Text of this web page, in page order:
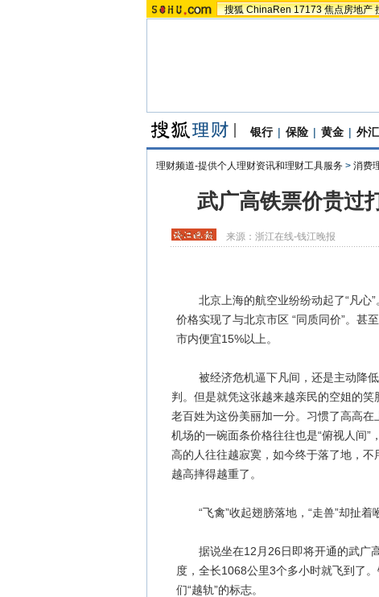
搜狐 ChinaRen 17173 焦点房地产
银行 | 保险 | 黄金 | 外汇
理财频道-提供个人理财资讯和理财工具服务 > 消费
武广高铁票价贵过
来源： 浙江在线-钱江晚报
北京上海的航空业纷纷动起了“凡心”
价格实现了与北京市区 “同质同价”。甚
市内便宜15%以上。
被经济危机逼下凡间，还是主动降低
判。但是就凭这张越来越亲民的空姐的笑
老百姓为这份美丽加一分。习惯了高高在
机场的一碗面条价格往往也是“俯视人间”
高的人往往越寂寞，如今终于落了地，不
越高摔得越重了。
“飞禽”收起翅膀落地，“走兽”却扯着
据说坐在12月26日即将开通的武广高
度，全长1068公里3个多小时就飞到了
们“越轨”的标志。